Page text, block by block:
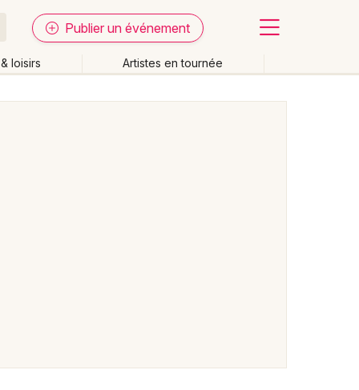
Publier un événement
loisirs Artistes en tournée